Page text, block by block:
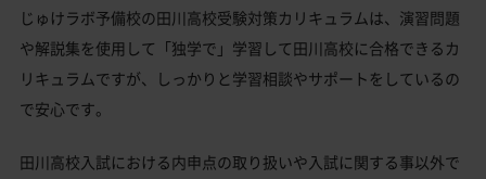
じゅけラボ予備校の田川高校受験対策カリキュラムは、演習問題
や解説集を使用して「独学で」学習して田川高校に合格できるカ
リキュラムですが、しっかりと学習相談やサポートをしているの
で安心です。
田川高校入試における内申点の取り扱いや入試に関する事以外で